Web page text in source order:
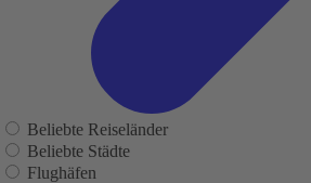
Beliebte Reiseländer
Beliebte Städte
Flughäfen